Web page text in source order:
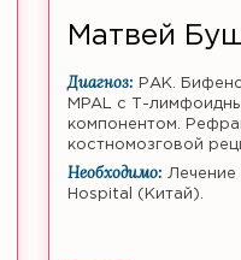
Матвей
Диагноз:
РАК.
MPAL с Т-
компонентом.
костномозговой
Необходимо:
Лечение
Hospital (Китай).